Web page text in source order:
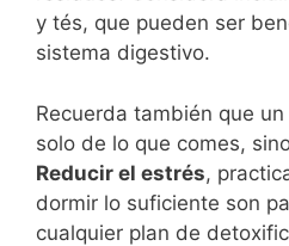
y tés, que pueden ser
sistema digestivo.
Recuerda también que
solo de lo que comes,
Reducir el estrés,
dormir lo suficiente son
cualquier plan de